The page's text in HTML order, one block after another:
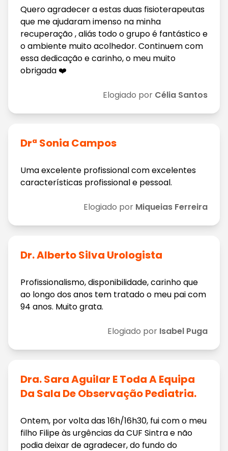
Quero agradecer a estas duas fisioterapeutas
que me ajudaram imenso na minha
recuperação , aliás todo o grupo é fantástico e
o ambiente muito acolhedor. Continuem com
essa dedicação e carinho, o meu muito
obrigada ❤️
Elogiado por Célia Santos
Drª Sonia Campos
Uma excelente profissional com excelentes
características profissional e pessoal.
Elogiado por Miqueias Ferreira
Dr. Alberto Silva Urologista
Profissionalismo, disponibilidade, carinho que
ao longo dos anos tem tratado o meu pai com
94 anos. Muito grata.
Elogiado por Isabel Puga
Dra. Sara Aguilar E Toda A Equipa
Da Sala De Observação Pediatria.
Ontem, por volta das 16h/16h30, fui com o meu
filho Filipe às urgências da CUF Sintra e não
podia deixar de agradecer, do fundo do